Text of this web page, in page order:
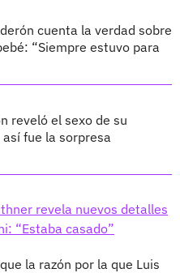
cuenta la verdad sobre
“Siempre estuvo para
reveló el sexo de su
fue la sorpresa
revela nuevos detalles
“Estaba casado”
la razón por la que Luis